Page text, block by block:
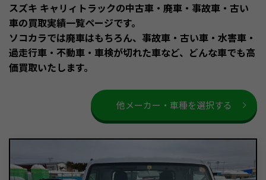
スズキ キャリィトラックの中古車・廃車・事故車・古い
車の買取実績一覧ページです。
ソコカラでは廃車はもちろん、事故車・古い車・水害車・
過走行車・不動車・車検が切れた車など、どんな車でも高
価買取いたします。
他メーカー・車種を選択する